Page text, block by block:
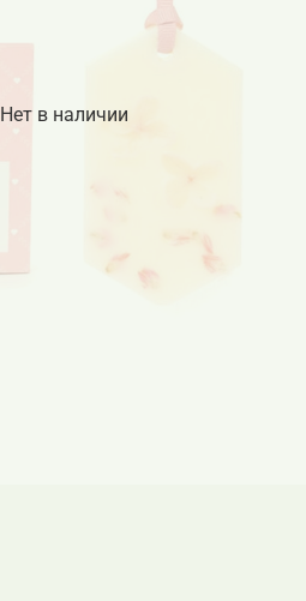
Нет в наличии